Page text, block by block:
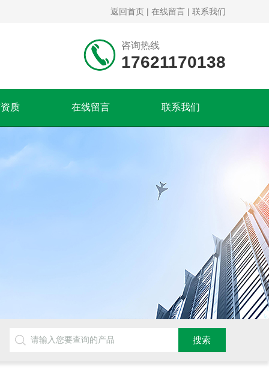
返回首页 | 在线留言 | 联系我们
咨询热线
17621170138
质 在线留言 联系我们